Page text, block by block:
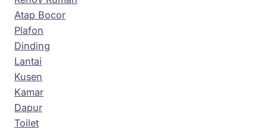
Atap Bocor
Plafon
Dinding
Lantai
Kusen
Kamar
Dapur
Toilet